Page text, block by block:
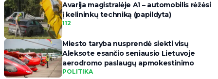
Avarija magistralėje A1 – automobilis rėžėsi
į kelininkų techniką (papildyta)
112
Miesto taryba nusprendė siekti visų
Aleksote esančio seniausio Lietuvoje
aerodromo paslaugų apmokestinimo
POLITIKA